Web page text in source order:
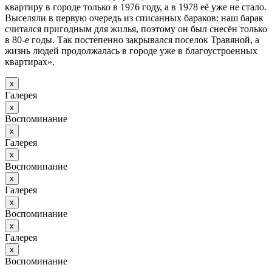
квартиру в городе только в 1976 году, а в 1978 её уже не стало.
Выселяли в первую очередь из списанных бараков: наш барак
считался пригодным для жилья, поэтому он был снесён только
в 80-е годы. Так постепенно закрывался поселок Травяной, а
жизнь людей продолжалась в городе уже в благоустроенных
квартирах».
х
Галерея
х
Воспоминание
х
Галерея
х
Воспоминание
х
Галерея
х
Воспоминание
х
Галерея
х
Воспоминание